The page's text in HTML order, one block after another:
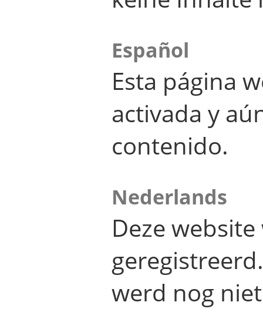
Español
Esta página
activada y
contenido.
Nederlands
Deze
werd nog